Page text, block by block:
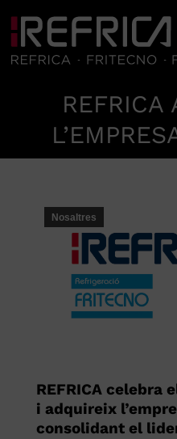
REFRICA
You
Nosaltres
REFRICA celebra
i adquireix
consolidant el